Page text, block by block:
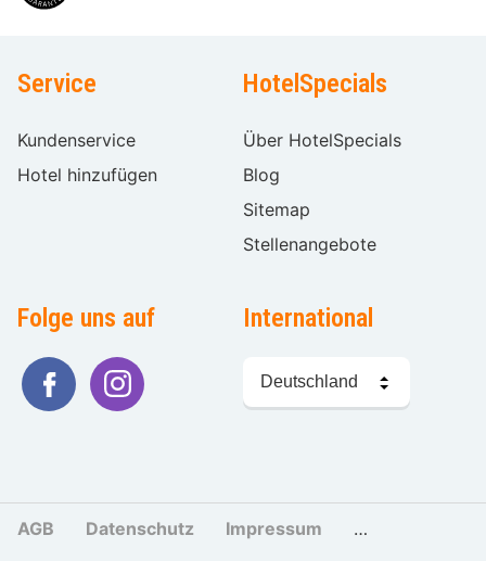
Service
Kundenservice
Hotel hinzufügen
HotelSpecials
Über HotelSpecials
Blog
Sitemap
Stellenangebote
Folge uns auf International
wählen
AGB Datenschutz Impressum Cookies und